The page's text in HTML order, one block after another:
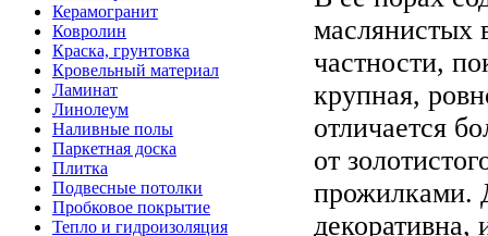
Керамогранит
Ковролин
Краска, грунтовка
Кровельный материал
Ламинат
Линолеум
Наливные полы
Паркетная доска
Плитка
Подвесные потолки
Пробковое покрытие
Тепло и гидроизоляция
маслянистых
частности,
крупная,
отличается
от
прожилками.
декоративна,